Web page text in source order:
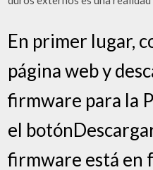
En primer lugar,
página web y
firmware para la
el
firmware está en